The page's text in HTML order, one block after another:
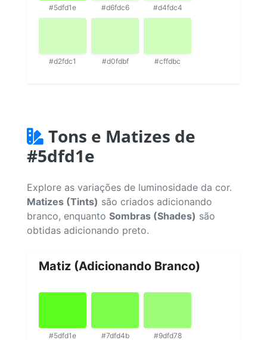
#5dfd1e #d6fdc6 #d4fdc4
#d2fdc1 #d0fdbf #cffdbc
Tons e Matizes de
#5dfd1e
Explore as variações de luminosidade da cor.
Matizes (Tints) são criados adicionando
branco, enquanto Sombras (Shades) são
obtidas adicionando preto.
Matiz (Adicionando Branco)
#5dfd1e #7dfd4b #9dfd78